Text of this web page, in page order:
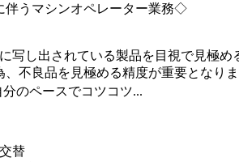
うマシンオペレーター業務◇
写し出されている製品を目視で見極め
不良品を見極める精度が重要となりま
のペースでコツコツ...
替